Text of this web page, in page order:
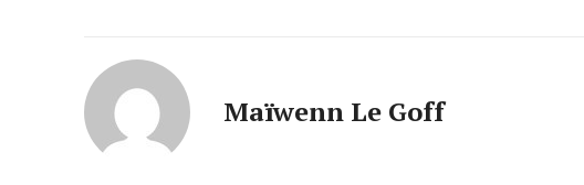
Maïwenn Le Goff